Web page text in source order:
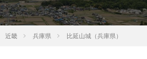
近畿 兵庫県 比延山城（兵庫県）